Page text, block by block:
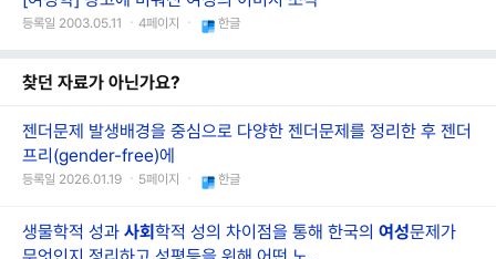
등록일 2003.05.11 ㆍ4페이지 ㆍ 한글
찾던 자료가 아닌가요?
젠더문제 발생배경을 중심으로 다양한 젠더문제를 정리한 후 젠더
프리(gender-free)에
등록일 2026.01.19 ㆍ5페이지 ㆍ 한글
생물학적 성과 사회 학적 성의 차이점을 통해 한국의 여성문제가